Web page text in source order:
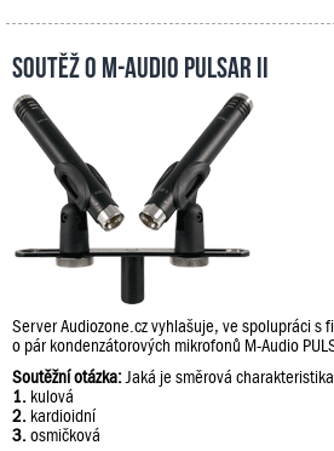
Soutěž o M-Audio PULSAR II
Server Audiozone.cz vyhlašuje, ve spolupráci s
o pár kondenzátorových mikrofonů M-Audio
Soutěžní otázka: Jaká je směrová
1. kulová
2. kardioidní
3. osmičková